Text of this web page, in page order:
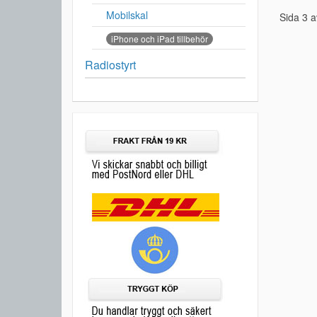
Sida 3
Mobilskal
iPhone och iPad tillbehör
Radiostyrt